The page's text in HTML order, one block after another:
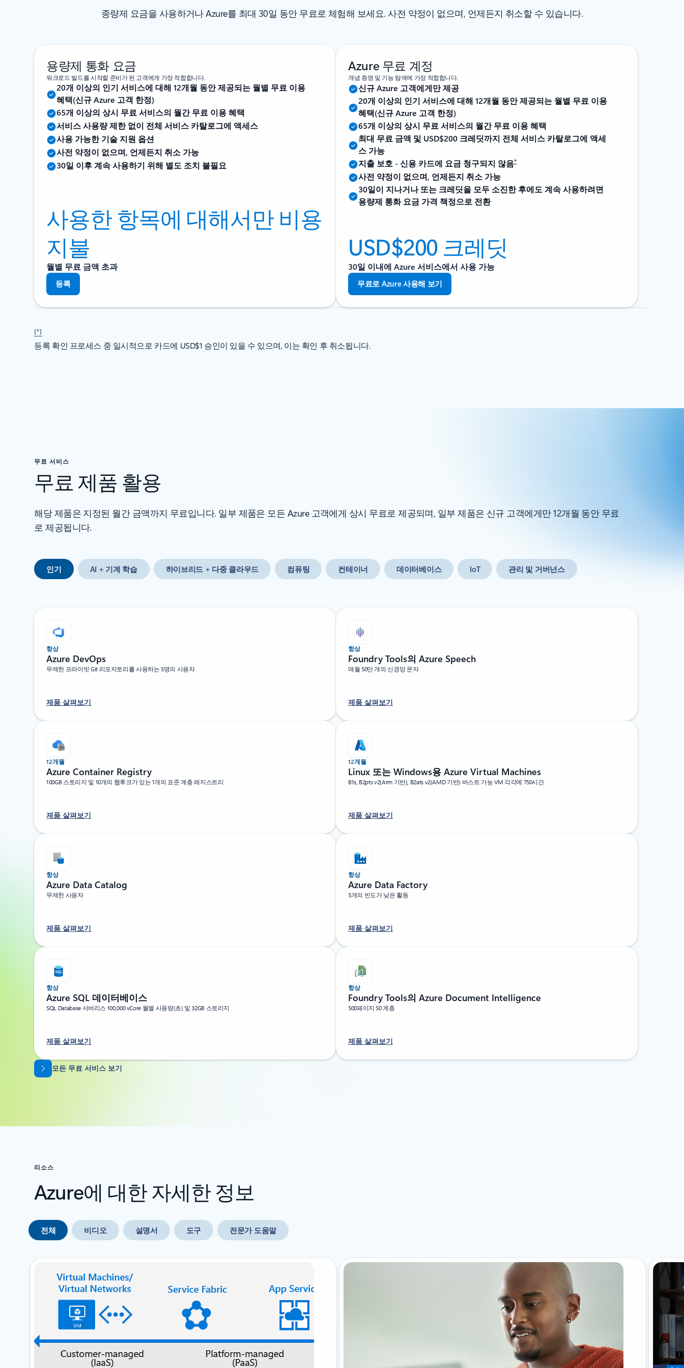
종량제 요금을 사용하거나 Azure를 최대 30일 동안 무료로 체험해 보세요. 사전 약정이 없으며, 언제든지 취소할 수 있습니다.
용량제 통화 요금
워크로드 빌드를 시작할 준비가 된 고객에게 가장 적합합니다.
20개 이상의 인기 서비스에 대해 12개월 동안 제공되는 월별 무료 이용
혜택(신규 Azure 고객 한정)
65개 이상의 상시 무료 서비스의 월간 무료 이용 혜택
서비스 사용량 제한 없이 전체 서비스 카탈로그에 액세스
사용 가능한 기술 지원 옵션
사전 약정이 없으며, 언제든지 취소 가능
30일 이후 계속 사용하기 위해 별도 조치 불필요
사용한 항목에 대해서만 비용
지불
월별 무료 금액 초과
등록
Azure 무료 계정
개념 증명 및 기능 탐색에 가장 적합합니다.
신규 Azure 고객에게만 제공
20개 이상의 인기 서비스에 대해 12개월 동안 제공되는 월별 무료 이용
혜택(신규 Azure 고객 한정)
65개 이상의 상시 무료 서비스의 월간 무료 이용 혜택
최대 무료 금액 및 USD$200 크레딧까지 전체 서비스 카탈로그에 액세
스 가능
지출 보호 - 신용 카드에 요금 청구되지 않음*
사전 약정이 없으며, 언제든지 취소 가능
30일이 지나거나 또는 크레딧을 모두 소진한 후에도 계속 사용하려면
용량제 통화 요금 가격 책정으로 전환
USD$200 크레딧
30일 이내에 Azure 서비스에서 사용 가능
무료로 Azure 사용해 보기
[*]
등록 확인 프로세스 중 일시적으로 카드에 USD$1 승인이 있을 수 있으며, 이는 확인 후 취소됩니다.
무료 서비스
무료 제품 활용
해당 제품은 지정된 월간 금액까지 무료입니다. 일부 제품은 모든 Azure 고객에게 상시 무료로 제공되며, 일부 제품은 신규 고객에게만 12개월 동안 무료
로 제공됩니다.
인기 AI + 기계 학습 하이브리드 + 다중 클라우드 컴퓨팅 컨테이너 데이터베이스 IoT 관리 및 거버넌스
항상
Azure DevOps
무제한 프라이빗 Git 리포지토리를 사용하는 5명의 사용자
제품 살펴보기
항상
Foundry Tools의 Azure Speech
매월 50만 개의 신경망 문자
제품 살펴보기
12개월
Azure Container Registry
100GB 스토리지 및 10개의 웹후크가 있는 1개의 표준 계층 레지스트리
제품 살펴보기
12개월
Linux 또는 Windows용 Azure Virtual Machines
B1s, B2pts v2(Arm 기반), B2ats v2(AMD 기반) 버스트 가능 VM 각각에 750시간
제품 살펴보기
항상
Azure Data Catalog
무제한 사용자
제품 살펴보기
항상
Azure Data Factory
5개의 빈도가 낮은 활동
제품 살펴보기
항상
Azure SQL 데이터베이스
SQL Database 서버리스 100,000 vCore 월별 사용량(초) 및 32GB 스토리지
제품 살펴보기
항상
Foundry Tools의 Azure Document Intelligence
500페이지 S0 계층
제품 살펴보기
탭으로 돌아가기
모든 무료 서비스 보기
리소스
Azure에 대한 자세한 정보
전체 비디오 설명서 도구 전문가 도움말
다음 슬라이드